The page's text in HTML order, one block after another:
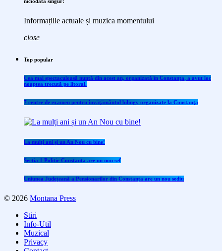
Informațiile actuale și muzica momentului
close
Top popular
Cea mai spectaculoasă nuntă din acest an, organizată în Constanța, a avut loc
noaptea trecută pe litoral.
7 centre de examen pentru învăţământul bilingv organizate la Constanţa
La mulți ani și un An Nou cu bine!
Sectia 1 Politie Constanta are un nou sef
Uniunea Județeană a Pensionarilor din Constanța are un nou sediu
© 2026 Montana Press
Stiri
Info-Util
Muzical
Privacy